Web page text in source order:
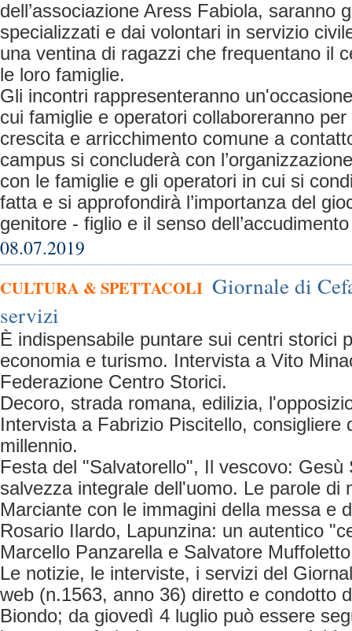
dell’associazione Aress Fabiola, saranno
specializzati e dai volontari in servizio
una ventina di ragazzi che frequentano il
le loro famiglie.
Gli incontri rappresenteranno
cui famiglie e operatori collaboreranno
crescita e arricchimento comune a
campus si concluderà con
con le famiglie e gli operatori in cui si
fatta e si approfondirà l’importanza del
genitore - figlio e il senso
08.07.2019
CULTURA & SPETTACOLI Giornale di
servizi
È indispensabile puntare sui centri storici
economia e turismo. Intervista a Vito
Federazione Centro Storici.
Decoro, strada romana, edilizia,
Intervista a Fabrizio Piscitello, consigliere
millennio.
Festa del "Salvatorello", Il vescovo: Gesù
salvezza integrale dell'uomo. Le parole di
Marciante con le immagini della messa e
Rosario Ilardo, Lapunzina: un autentico
Marcello Panzarella e Salvatore
Le notizie, le interviste, i servizi del
web (n.1563, anno 36) diretto e condotto
Biondo; da giovedì 4 luglio può essere